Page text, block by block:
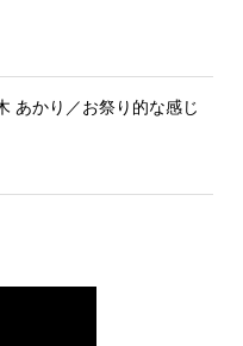
あかり／お祭り的な感じ